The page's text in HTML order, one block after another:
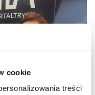
cookie
treści